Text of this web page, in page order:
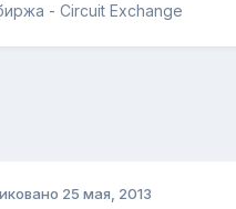
- Circuit Exchange
25 мая, 2013